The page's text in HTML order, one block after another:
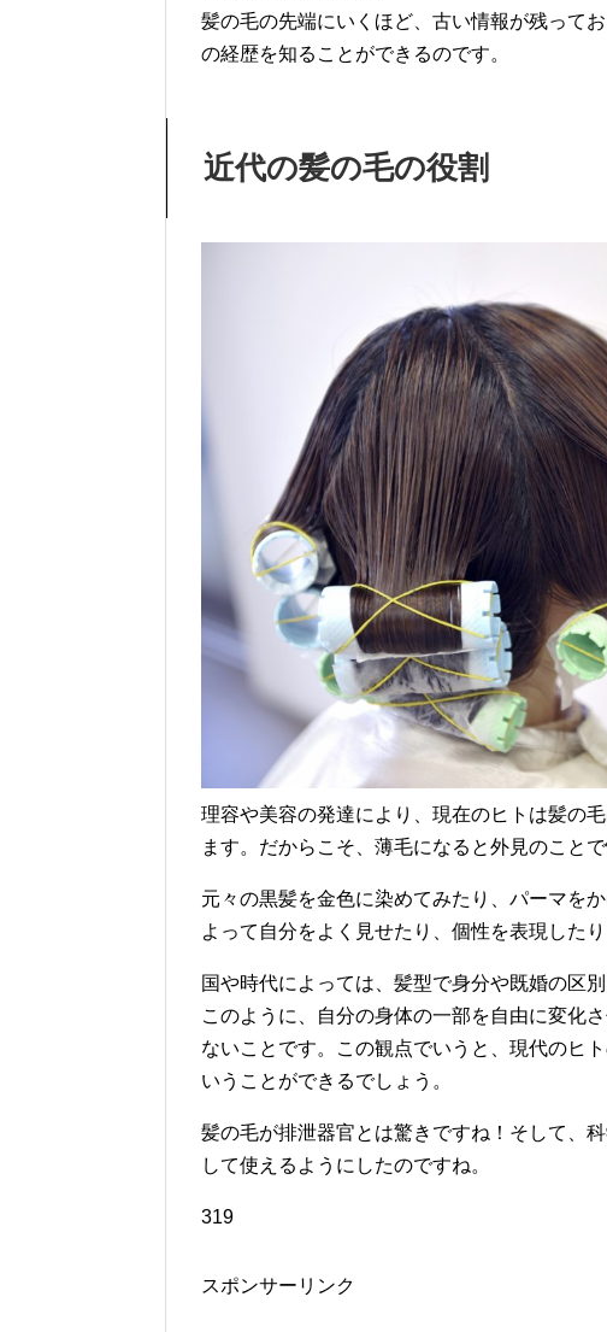
髪の毛の先端にいくほど、古い情報が残って
の経歴を知ることができるのです。
近代の髪の毛の役割
理容や美容の発達により、現在のヒトは髪の
ます。だからこそ、薄毛になると外見のこと
元々の黒髪を金色に染めてみたり、パーマを
よって自分をよく見せたり、個性を表現したり
国や時代によっては、髪型で身分や既婚の区
このように、自分の身体の一部を自由に変化
ないことです。この観点でいうと、現代のヒ
いうことができるでしょう。
髪の毛が排泄器官とは驚きですね！そして、
して使えるようにしたのですね。
319
スポンサーリンク